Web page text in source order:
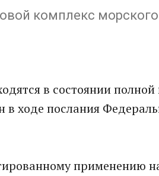
комплекс морского
в состоянии полной
в ходе послания
применению